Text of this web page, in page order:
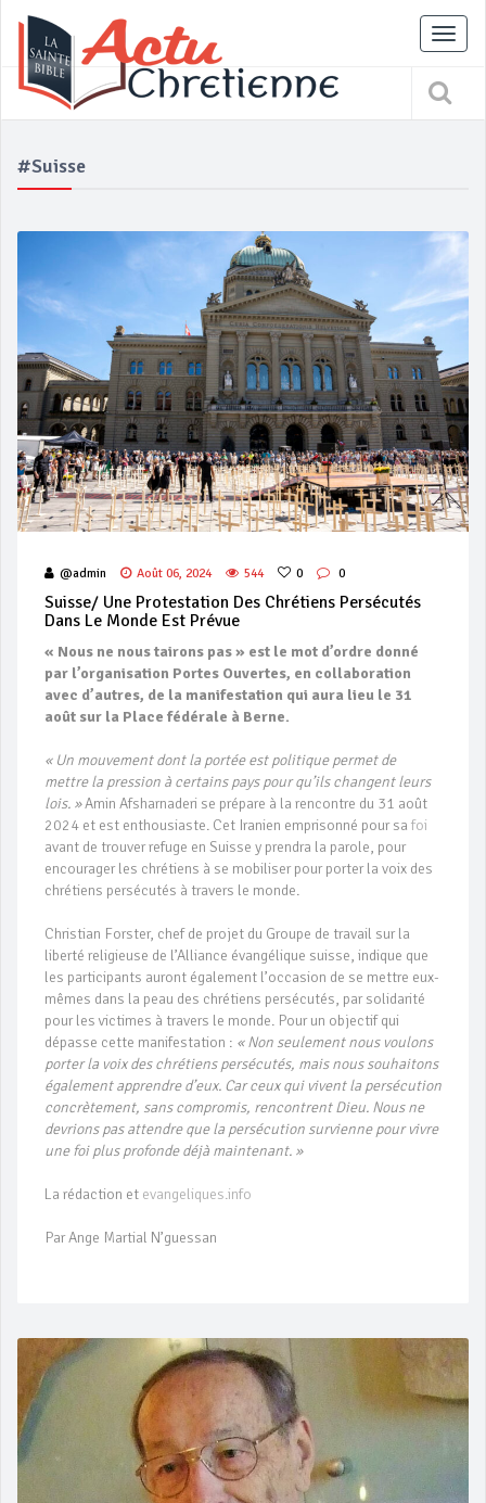
#Suisse
@admin Août 06, 2024 544 0 0
Suisse/ Une Protestation Des Chrétiens Persécutés
Dans Le Monde Est Prévue
« Nous ne nous tairons pas » est le mot d’ordre donné
par l’organisation Portes Ouvertes, en collaboration
avec d’autres, de la manifestation qui aura lieu le 31
août sur la Place fédérale à Berne.
« Un mouvement dont la portée est politique permet de
mettre la pression à certains pays pour qu’ils changent leurs
lois. »Amin Afsharnaderi se prépare à la rencontre du 31 août
2024 et est enthousiaste. Cet Iranien emprisonné pour sa foi
avant de trouver refuge en Suisse y prendra la parole, pour
encourager les chrétiens à se mobiliser pour porter la voix des
chrétiens persécutés à travers le monde.
Christian Forster, chef de projet du Groupe de travail sur la
liberté religieuse de l’Alliance évangélique suisse, indique que
les participants auront également l’occasion de se mettre eux-
mêmes dans la peau des chrétiens persécutés, par solidarité
pour les victimes à travers le monde. Pour un objectif qui
dépasse cette manifestation : « Non seulement nous voulons
porter la voix des chrétiens persécutés, mais nous souhaitons
également apprendre d’eux. Car ceux qui vivent la persécution
concrètement, sans compromis, rencontrent Dieu. Nous ne
devrions pas attendre que la persécution survienne pour vivre
une foi plus profonde déjà maintenant. »
La rédaction et evangeliques.info
Par Ange Martial N’guessan